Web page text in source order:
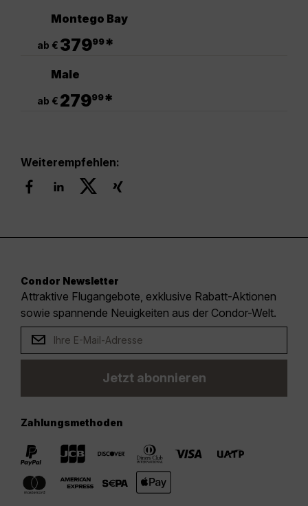
Montego Bay
ab € 37999*
Male
ab € 27999*
Weiterempfehlen:
Condor Newsletter
Attraktive Flugangebote, exklusive Rabatt-Aktionen
sowie spannende Neuigkeiten aus der Condor-Welt.
Jetzt abonnieren
Zahlungsmethoden